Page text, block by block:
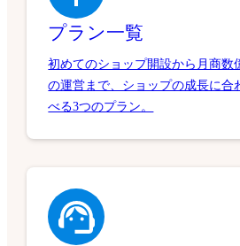
プラン一覧
初めてのショップ開設から月商数
の運営まで、ショップの成長に合
べる3つのプラン。